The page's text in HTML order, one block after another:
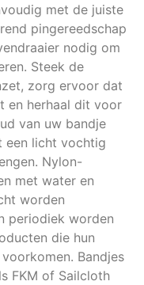
met de juiste
pingereedschap
nodig om
Steek de
zorg ervoor dat
en herhaal dit voor
van uw bandje
een licht vochtig
Nylon-
met water en
worden
periodiek worden
die hun
Bandjes
FKM of Sailcloth